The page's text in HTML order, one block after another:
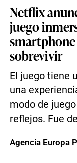
Netflix
juego
sobrevivir
El juego tiene
una
modo de
reflejos. Fue
Agencia Europa